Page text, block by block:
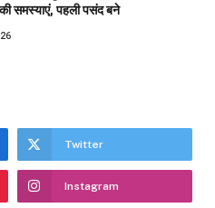
की समस्याएं, पहली पसंद बने
Twitter
Instagram